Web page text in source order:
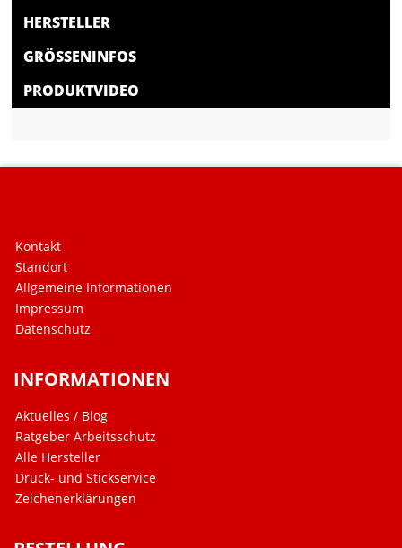
HERSTELLER
GRÖSSENINFOS
PRODUKTVIDEO
Kontakt
Standort
Allgemeine Informationen
Impressum
Datenschutz
INFORMATIONEN
Aktuelles / Blog
Ratgeber Arbeitsschutz
Alle Hersteller
Druck- und Stickservice
Zeichenerklärungen